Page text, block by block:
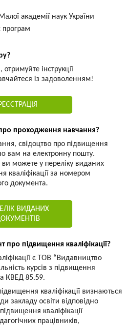
академії наук України
програм
отримуйте інструкції
із задоволенням!
проходження навчання?
свідоцтво про підвищення
вам на електронну пошту.
можете у переліку виданих
кваліфікації за номером
документа.
ВИДАНИХ
про підвищення кваліфікації?
є ТОВ “Видавництво
курсів з підвищення
КВЕД 85.59.
кваліфікації визнаються
закладу освіти відповідно
кваліфікації
працівників,